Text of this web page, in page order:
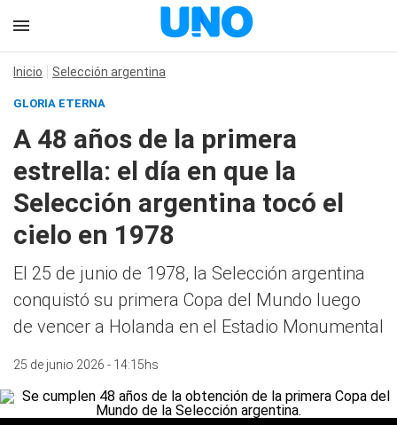
Inicio Selección argentina
GLORIA ETERNA
A 48 años de la primera
estrella: el día en que la
Selección argentina tocó el
cielo en 1978
El 25 de junio de 1978, la Selección argentina
conquistó su primera Copa del Mundo luego
de vencer a Holanda en el Estadio Monumental
25 de junio 2026 - 14:15hs